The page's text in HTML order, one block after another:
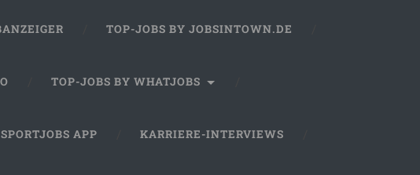
TOP-JOBS BY JOBSINTOWN.DE
TOP-JOBS BY WHATJOBS
SPORTJOBS APP KARRIERE-INTERVIEWS